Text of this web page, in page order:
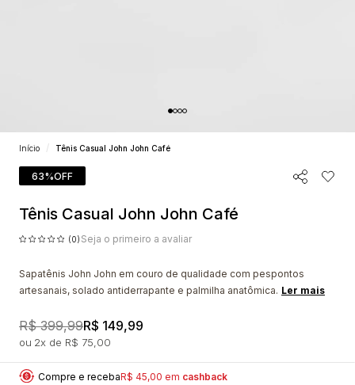
Início Tênis Casual John John Café
63%OFF
Tênis Casual John John Café
(0) Seja o primeiro a avaliar
Sapatênis John John em couro de qualidade com pespontos
artesanais, solado antiderrapante e palmilha anatômica. Ler mais
R$ 399,99R$ 149,99
2x R$ 75,00
Compre e recebaR$ 45,00 em cashback